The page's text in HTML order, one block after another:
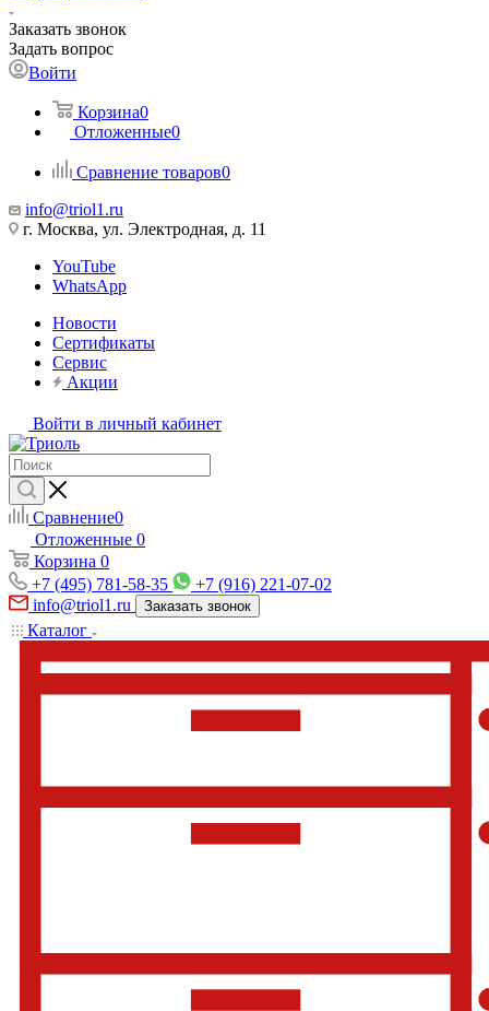
Заказать звонок
Задать вопрос
Войти
Корзина0
Отложенные0
Сравнение товаров0
info@triol1.ru
г. Москва, ул. Электродная, д. 11
YouTube
WhatsApp
Новости
Сертификаты
Сервис
Акции
Войти в личный кабинет
Сравнение0
Отложенные 0
Корзина 0
+7 (495) 781-58-35
+7 (916) 221-07-02
info@triol1.ru
Заказать звонок
Каталог